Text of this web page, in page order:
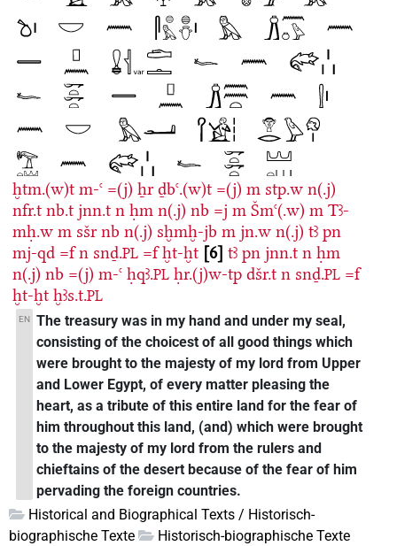
ḫtm.(w)t m-ꜥ =(j) ẖr ḏbꜥ.(w)t =(j) m stp.w n(.j)
nfr.t nb.t jnn.t n ḥm n(.j) nb =j m Šmꜥ(.w) m Tꜣ-
mḥ.w m sšr nb n(.j) sḫmḫ-jb m jn.w n(.j) tꜣ pn
mj-qd =f n snḏ.PL =f ḫt-ḫt 6 tꜣ pn jnn.t n ḥm
n(.j) nb =(j) m-ꜥ ḥqꜣ.PL ḥr.(j)w-tp dšr.t n snḏ.PL =f
ḫt-ḫt ḫꜣs.t.PL
EN The treasury was in my hand and under my seal,
consisting of the choicest of all good things which
were brought to the majesty of my lord from Upper
and Lower Egypt, of every matter pleasing the
heart, as a tribute of this entire land for the fear of
him throughout this land, (and) which were brought
to the majesty of my lord from the rulers and
chieftains of the desert because of the fear of him
pervading the foreign countries.
Historical and Biographical Texts / Historisch-
biographische Texte
Historisch-biographische Texte